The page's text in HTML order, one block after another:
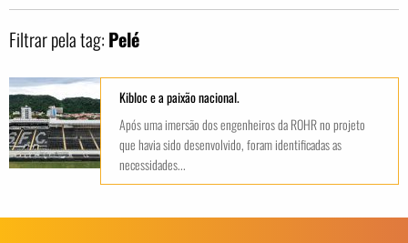
Filtrar pela tag: Pelé
Kibloc e a paixão nacional.
Após uma imersão dos engenheiros da ROHR no projeto
que havia sido desenvolvido, foram identificadas as
necessidades...